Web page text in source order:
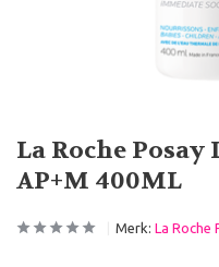
La Roche
AP+M 400ML
Merk: La Roche